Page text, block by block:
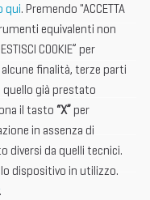
qui. Premendo "ACCETTA
equivalenti non
COOKIE” per
finalità, terze parti
quello già prestato
il tasto “X” per
in assenza di
diversi da quelli tecnici.
dispositivo in utilizzo.
.